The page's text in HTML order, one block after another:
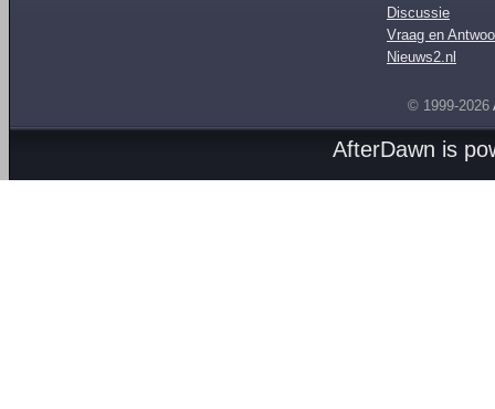
Discussie
Vraag en
Nieuws2.nl
© 1999-2026
AfterDawn is